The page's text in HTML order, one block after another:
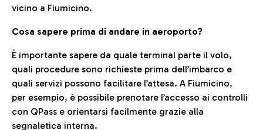
vicino a Fiumicino.
Cosa sapere prima di andare in aeroporto?
È importante sapere da quale terminal parte il volo,
quali procedure sono richieste prima dell’imbarco e
quali servizi possono facilitare l’attesa. A Fiumicino,
per esempio, è possibile prenotare l’accesso ai controlli
con QPass e orientarsi facilmente grazie alla
segnaletica interna.